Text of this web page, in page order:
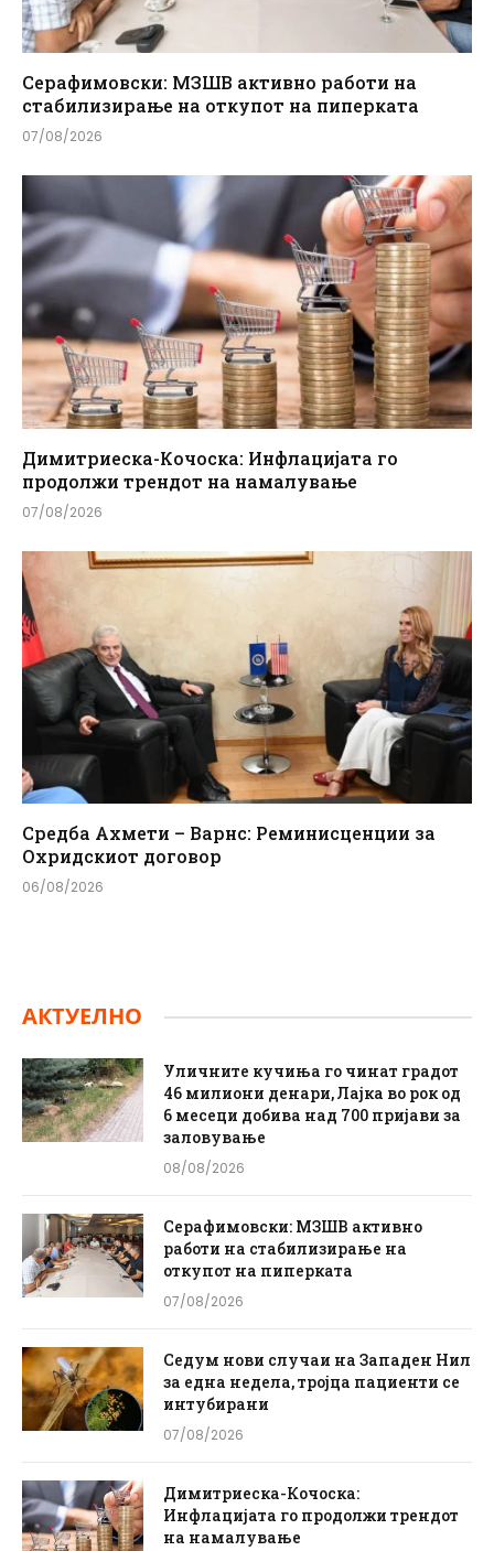
Серафимовски: МЗШВ активно работи на
стабилизирање на откупот на пиперката
07/08/2026
Димитриеска-Кочоска: Инфлацијата го
продолжи трендот на намалување
07/08/2026
Средба Ахмети – Варнс: Реминисценции за
Охридскиот договор
06/08/2026
АКТУЕЛНО
Уличните кучиња го чинат градот
46 милиони денари, Лајка во рок од
6 месеци добива над 700 пријави за
заловување
08/08/2026
Серафимовски: МЗШВ активно
работи на стабилизирање на
откупот на пиперката
07/08/2026
Седум нови случаи на Западен Нил
за една недела, тројца пациенти се
интубирани
07/08/2026
Димитриеска-Кочоска:
Инфлацијата го продолжи трендот
на намалување